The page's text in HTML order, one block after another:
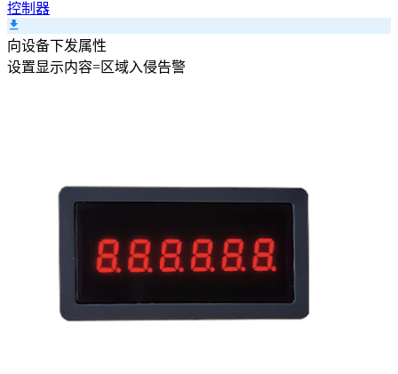
控制器
向设备下发属性
设置显示内容=区域入侵告警